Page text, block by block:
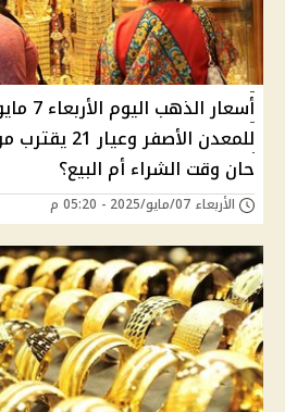
حان وقت الشراء أم البيع؟
الأربعاء 07/مايو/2025 - 05:20 م